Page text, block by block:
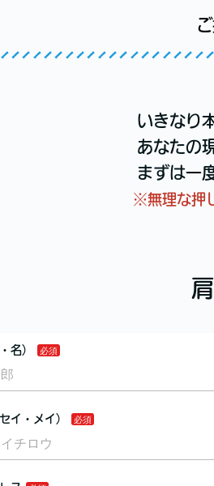
いきなり
あなたの
まずは一
※無理な押